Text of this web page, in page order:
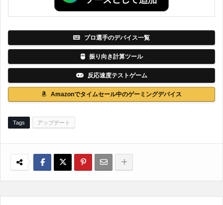
プロ選手のデバイス一覧
振り向き計算ツール
反応速度テストゲーム
Amazonでタイムセール中のゲーミングデバイス
Tags アップデート